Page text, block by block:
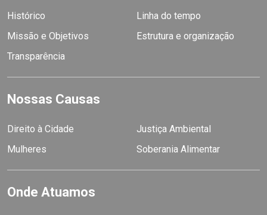
Histórico
Linha do tempo
Missão e Objetivos
Estrutura e organização
Transparência
Nossas Causas
Direito à Cidade
Justiça Ambiental
Mulheres
Soberania Alimentar
Onde Atuamos